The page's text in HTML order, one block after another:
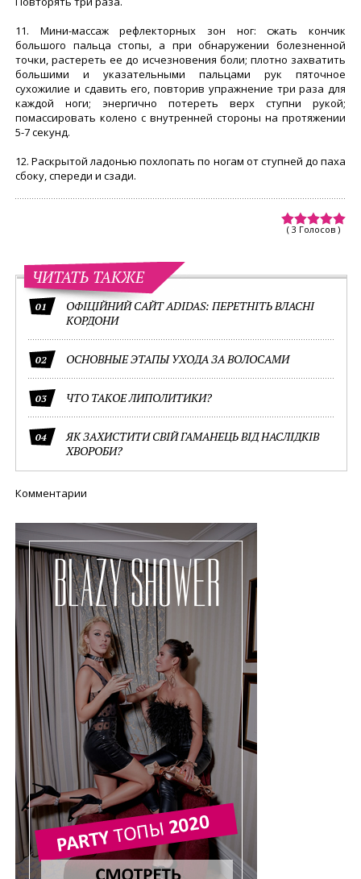
11. Мини-массаж рефлекторных зон ног: сжать кончик
большого пальца стопы, а при обнаружении болезненной
точки, растереть ее до исчезновения боли; плотно захватить
большими и указательными пальцами рук пяточное
сухожилие и сдавить его, повторив упражнение три раза для
каждой ноги; энергично потереть верх ступни рукой;
помассировать колено с внутренней стороны на протяжении
5-7 секунд.
12. Раскрытой ладонью похлопать по ногам от ступней до паха
сбоку, спереди и сзади.
( 3 Голосов )
ЧИТАТЬ ТАКЖЕ
01
ОФІЦІЙНИЙ САЙТ ADIDAS: ПЕРЕТНІТЬ ВЛАСНІ
КОРДОНИ
02 ОСНОВНЫЕ ЭТАПЫ УХОДА ЗА ВОЛОСАМИ
03 ЧТО ТАКОЕ ЛИПОЛИТИКИ?
04
ЯК ЗАХИСТИТИ СВІЙ ГАМАНЕЦЬ ВІД НАСЛІДКІВ
ХВОРОБИ?
Комментарии